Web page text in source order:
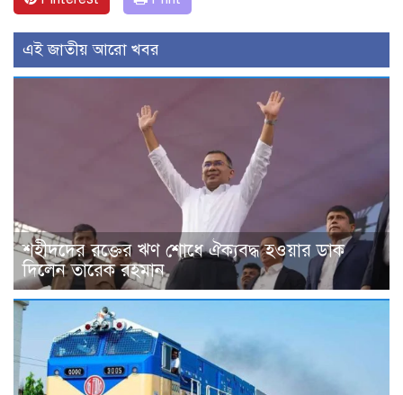
এই জাতীয় আরো খবর
শহীদদের রক্তের ঋণ শোধে ঐক্যবদ্ধ হওয়ার ডাক
দিলেন তারেক রহমান